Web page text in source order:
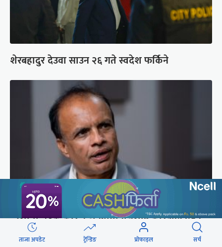
शेरबहादुर देउवा साउन २६ गते स्वदेश फर्किने
‘भेलामा गएकै कारण जनप्रतिनिधिलाई कारबाही हुँदैन’
ताजा अपडेट ट्रेन्डिङ प्रोफाइल सर्च